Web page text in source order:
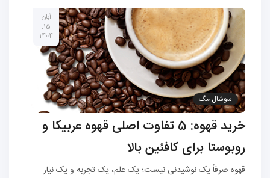
آبان
15,
1404
سوشال مگ
خرید قهوه: 5 تفاوت اصلی قهوه عربیکا و
روبوستا برای کافئین بالا
قهوه صرفاً یک نوشیدنی نیست؛ یک علم، یک تجربه و یک نیاز